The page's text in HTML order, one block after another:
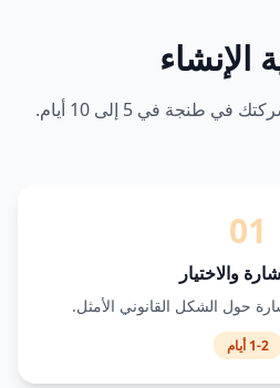
الإنشاء
في 5 إلى 10 أيام.
01
والاختيار
حول الشكل القانوني الأمثل.
1-2 أيام